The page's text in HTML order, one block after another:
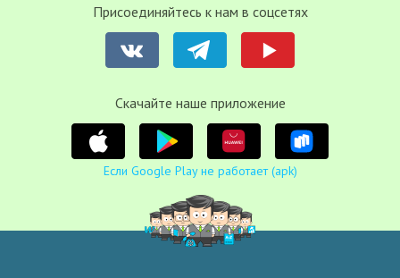
Присоединяйтесь к нам в соцсетях
Cкачайте наше приложение
Если Google Play не работает (apk)